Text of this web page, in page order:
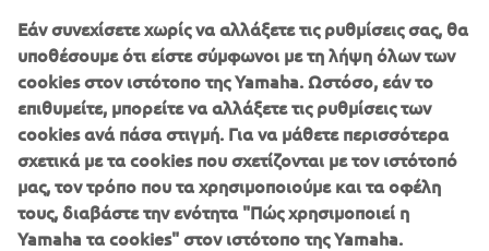
εξοπλισμένο με πολυτελή χαρακτηριστικά, όπως
σύστημα ελέγχου πορείας και ηλεκτρονικά ρυθμιζόμενο
ανεμοθώρακα, το ευέλικτο TMAX DX είναι ιδανικό για
καθημερινές διαδρομές μεγάλων αποστάσεων και για
διασκεδαστικές αποδράσεις τα Σαββατοκύριακα.
Το Yamaha XMAX 300 είναι ο διάδοχος του XMAX 250
που είναι εξαιρετικά δημοφιλές στην Ευρώπη, χάρη στη
δυναμική οδήγηση και τον σπορ χαρακτήρα του, σε
Εάν συνεχίσετε χωρίς να αλλάξετε τις ρυθμίσεις σας, θα
υποθέσουμε ότι είστε σύμφωνοι με τη λήψη όλων των
cookies στον ιστότοπο της Yamaha. Ωστόσο, εάν το
επιθυμείτε, μπορείτε να αλλάξετε τις ρυθμίσεις των
cookies ανά πάσα στιγμή. Για να μάθετε περισσότερα
σχετικά με τα cookies που σχετίζονται με τον ιστότοπό
μας, τον τρόπο που τα χρησιμοποιούμε και τα οφέλη
τους, διαβάστε την ενότητα "Πώς χρησιμοποιεί η
Yamaha τα cookies" στον ιστότοπο της Yamaha.